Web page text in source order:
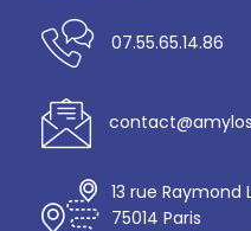
07.55.65.14.86
13 rue Raymond
75014 Paris